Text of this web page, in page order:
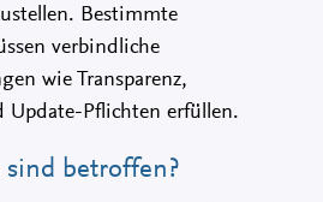
Bestimmte
verbindliche
wie Transparenz,
Pflichten erfüllen.
betroffen?